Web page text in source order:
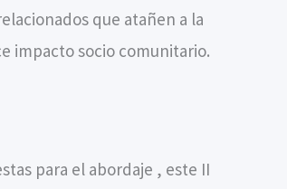
que atañen a la
impacto socio comunitario.
para el abordaje , este II